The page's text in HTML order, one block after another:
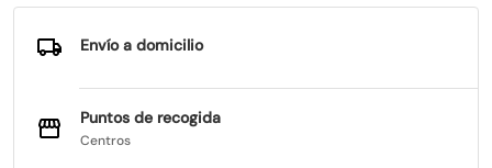
Envío a domicilio
Puntos de recogida
Centros